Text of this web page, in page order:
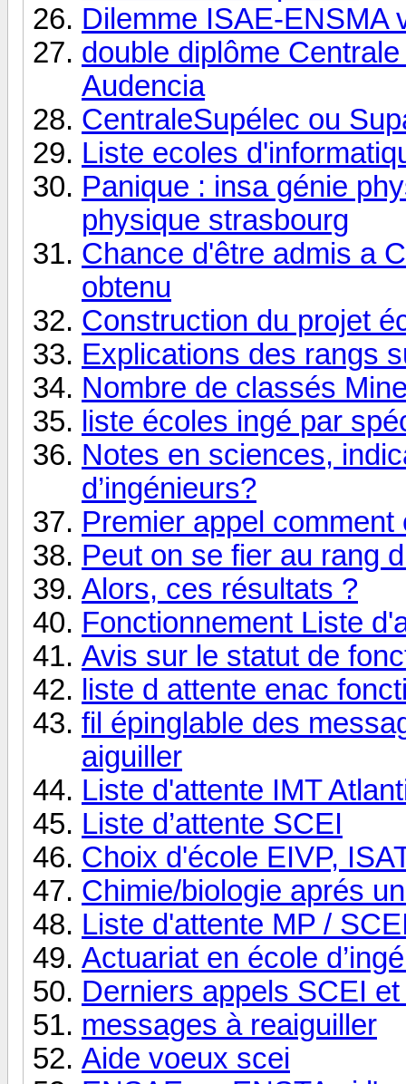
Dilemme ISAE-ENSMA
double diplôme
Audencia
CentraleSupélec ou
Liste ecoles
Panique : insa génie
physique strasbourg
Chance d'être admis a
obtenu
Construction du projet
Explications des rangs
Nombre de classés
liste écoles ingé par
Notes en sciences,
d’ingénieurs?
Premier appel comment
Peut on se fier au rang
Alors, ces résultats ?
Fonctionnement Liste
Avis sur le statut de
liste d attente enac
fil épinglable des
aiguiller
Liste d'attente IMT
Liste d’attente SCEI
Choix d'école EIVP,
Chimie/biologie aprés
Liste d'attente MP /
Actuariat en école
Derniers appels SCEI
messages à reaiguiller
Aide voeux scei